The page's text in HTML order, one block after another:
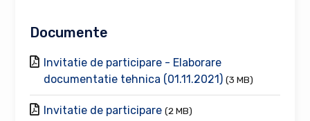
Documente
Invitatie de participare - Elaborare
documentatie tehnica (01.11.2021) (3 MB)
Invitatie de participare (2 MB)